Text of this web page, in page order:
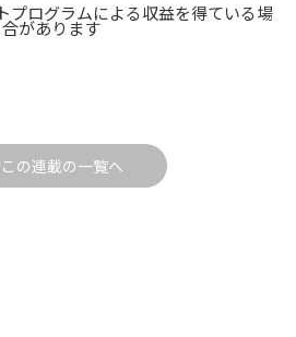
プログラムによる収益を得ている場
合があります
この連載の一覧へ